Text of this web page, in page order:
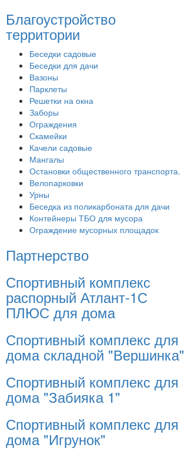
Благоустройство
территории
Беседки садовые
Беседки для дачи
Вазоны
Парклеты
Решетки на окна
Заборы
Ограждения
Скамейки
Качели садовые
Мангалы
Остановки общественного транспорта.
Велопарковки
Урны
Беседка из поликарбоната для дачи
Контейнеры ТБО для мусора
Ограждение мусорных площадок
Партнерство
Спортивный комплекс
распорный Атлант-1С
ПЛЮС для дома
Спортивный комплекс для
дома складной "Вершинка"
Спортивный комплекс для
дома "Забияка 1"
Спортивный комплекс для
дома "Игрунок"